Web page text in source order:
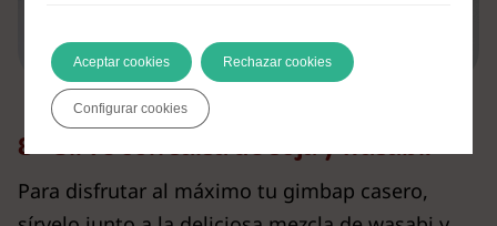
8 - Sirve con salsa de soja y wasabi.
Para disfrutar al máximo tu gimbap casero,
Aceptar cookies Rechazar cookies
Configurar cookies